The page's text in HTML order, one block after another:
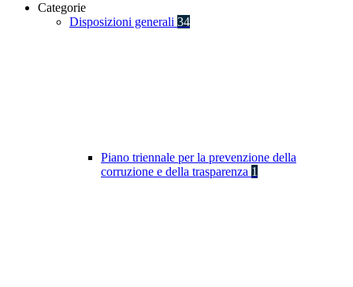
Categorie
Disposizioni generali 34
Piano triennale per la prevenzione della
corruzione e della trasparenza 1